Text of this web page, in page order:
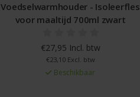
Voedselwarmhouder - Isoleerfles
voor maaltijd 700ml zwart
€27,95 Incl. btw
€23,10 Excl. btw
Beschikbaar